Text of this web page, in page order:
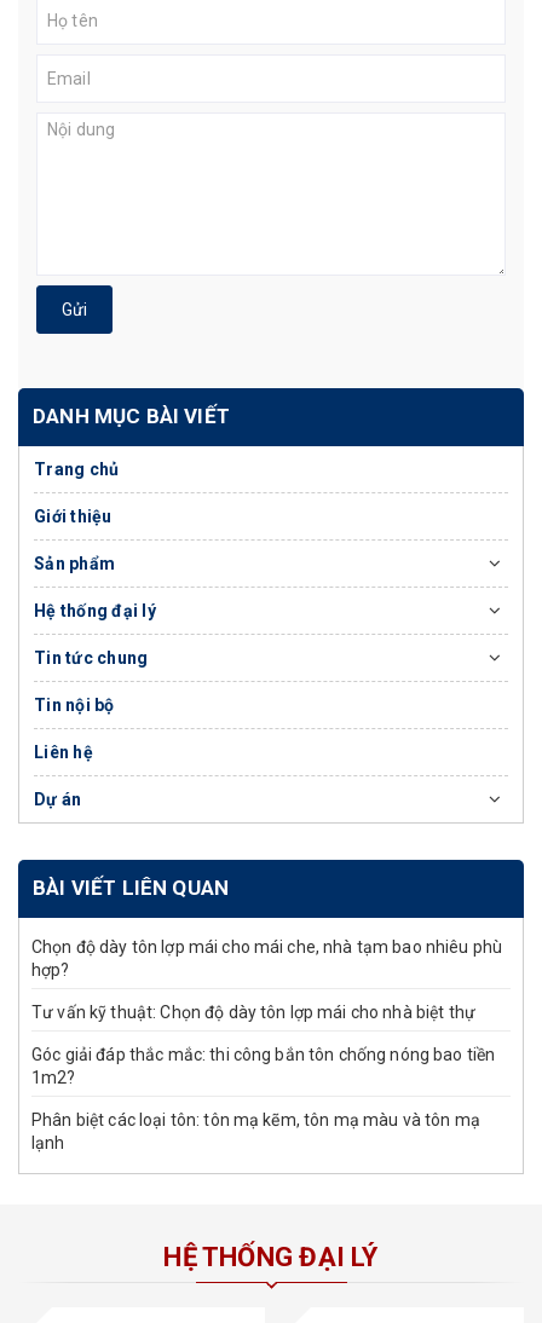
Gửi
DANH MỤC BÀI VIẾT
Trang chủ
Giới thiệu
Sản phẩm
Hệ thống đại lý
Tin tức chung
Tin nội bộ
Liên hệ
Dự án
BÀI VIẾT LIÊN QUAN
Chọn độ dày tôn lợp mái cho mái che, nhà tạm bao nhiêu phù
hợp?
Tư vấn kỹ thuật: Chọn độ dày tôn lợp mái cho nhà biệt thự
Góc giải đáp thắc mắc: thi công bắn tôn chống nóng bao tiền
1m2?
Phân biệt các loại tôn: tôn mạ kẽm, tôn mạ màu và tôn mạ
lạnh
HỆ THỐNG ĐẠI LÝ